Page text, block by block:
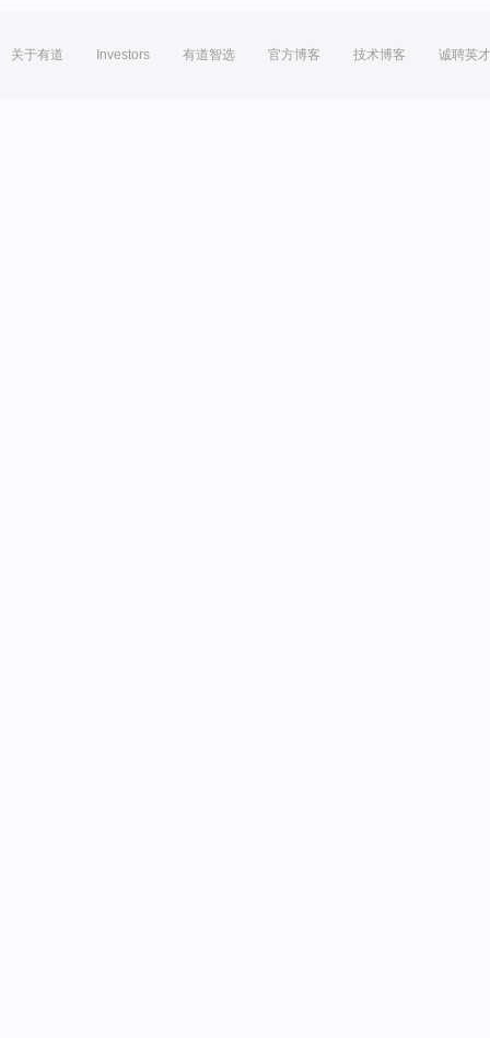
关于有道 Investors 有道智选 官方博客 技术博客 诚聘英才